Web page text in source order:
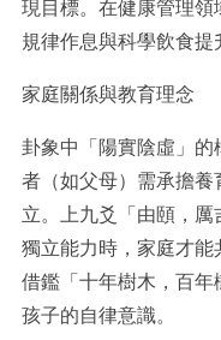
現目標。在健康管理領
規律作息與科學飲食提
家庭關係與教育理念
卦象中「陽實陰虛」
者（如父母）需承擔養
立。上九爻「由頤，
獨立能力時，家庭才
借鑑「十年樹木，百年
孩子的自律意識。